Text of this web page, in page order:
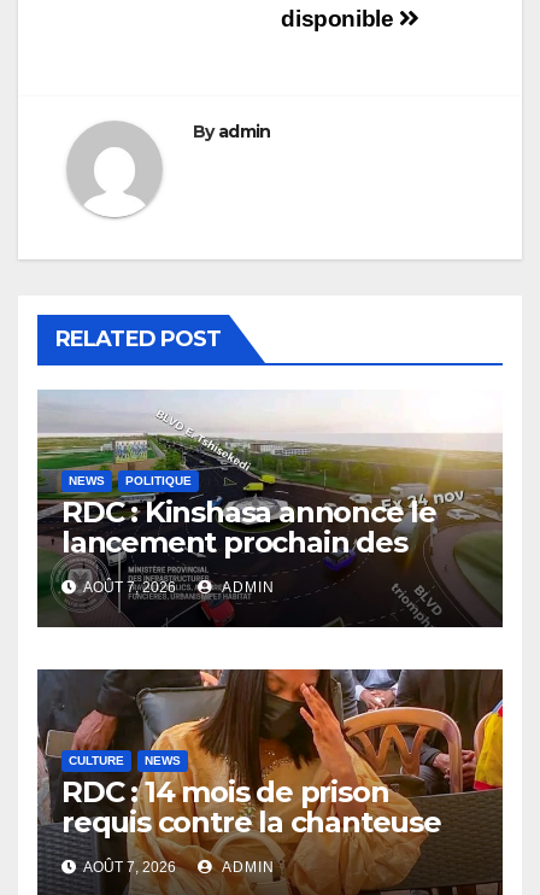
disponible
Byadmin
RELATED POST
NEWS POLITIQUE
RDC : Kinshasa annonce le
lancement prochain des
travaux du boulevard
Étienne Tshisekedi
AOÛT 7, 2026 ADMIN
CULTURE NEWS
RDC : 14 mois de prison
requis contre la chanteuse
Rebo Tchulo, la partie civile
réclame 250 000 USD de
AOÛT 7, 2026 ADMIN